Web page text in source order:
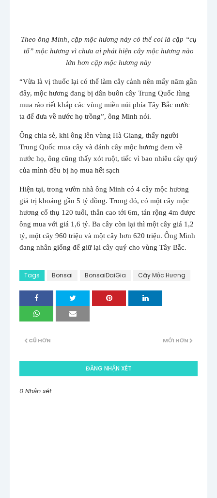
Theo ông Minh, cặp mộc hương này có thể coi là cặp “cụ
tổ” mộc hương vì chưa ai phát hiện cây mộc hương nào
lớn hơn cặp mộc hương này
“Vừa là vị thuốc lại có thể làm cây cảnh nên mấy năm gần
đây, mộc hương đang bị dân buôn cây Trung Quốc lùng
mua ráo riết khắp các vùng miền núi phía Tây Bắc nước
ta để đưa về nước họ trồng”, ông Minh nói.
Ông chia sẻ, khi ông lên vùng Hà Giang, thấy người
Trung Quốc mua cây và đánh cây mộc hương đem về
nước họ, ông cũng thấy xót ruột, tiếc vì bao nhiêu cây quý
của mình đều bị họ mua hết sạch
Hiện tại, trong vườn nhà ông Minh có 4 cây mộc hương
giá trị khoảng gần 5 tỷ đồng. Trong đó, có một cây mộc
hương cổ thụ 120 tuổi, thân cao tới 6m, tán rộng 4m được
ông mua với giá 1,6 tỷ. Ba cây còn lại thì một cây giá 1,2
tỷ, một cây 960 triệu và một cây hơn 620 triệu. Ông Minh
đang nhân giống để giữ lại cây quý cho vùng Tây Bắc.
Tags Bonsai BonsaiDaiGia Cây Mộc Hương
MỚI HƠN
CŨ HƠN
ĐĂNG NHẬN XÉT
0 Nhận xét